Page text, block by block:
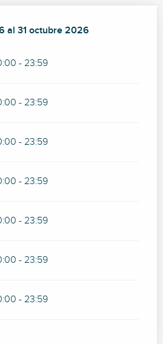
al 31 octubre 2026
al 31 octubre 2026
- 23:59
- 23:59
- 23:59
- 23:59
- 23:59
- 23:59
- 23:59